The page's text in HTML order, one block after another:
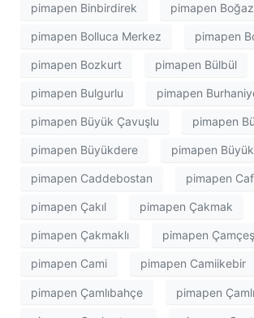
pimapen Binbirdirek pimapen
pimapen Bolluca Merkez pimapen
pimapen Bozkurt pimapen Bülbül
pimapen Bulgurlu pimapen
pimapen Büyük Çavuşlu pimapen
pimapen Büyükdere pimapen
pimapen Caddebostan pimapen
pimapen Çakıl pimapen Çakmak
pimapen Çakmaklı pimapen
pimapen Cami pimapen Camiikebir
pimapen Çamlıbahçe pimapen